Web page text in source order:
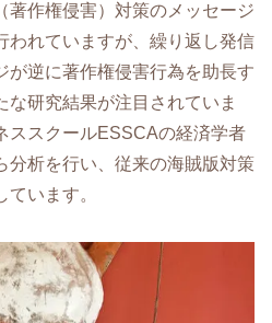
著作権侵害）対策のメッセージ
われていますが、繰り返し発信
が逆に著作権侵害行為を助長す
な研究結果が注目されていま
ススクールESSCAの経済学者
分析を行い、従来の海賊版対策
います。